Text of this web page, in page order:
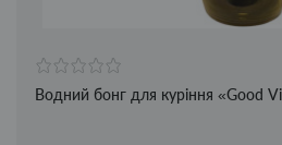
Водний бонг для куріння «Good